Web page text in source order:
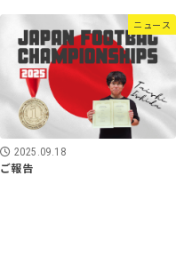
ニュース
2025.09.18
ご報告